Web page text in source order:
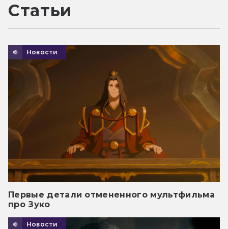
Статьи
Новости
Первые детали отмененного мультфильма
про Зуко
Новости